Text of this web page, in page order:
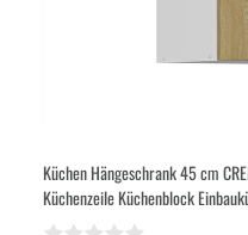
Küchen Hängeschrank 45 cm
Küchenzeile Küchenblock